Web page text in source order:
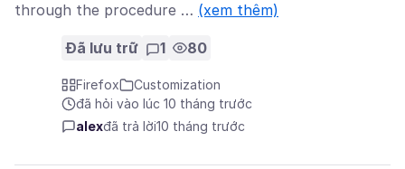
through the procedure … (xem thêm)
Đã lưu trữ 1 80
Firefox
Customization
đã hỏi vào lúc 10 tháng trước
alexđã trả lời10 tháng trước